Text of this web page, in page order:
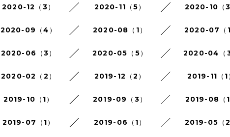
2020-12（3） 2020-11（5） 2020-10（
2020-09（4） 2020-08（1） 2020-07（
2020-06（3） 2020-05（5） 2020-04（
2020-02（2） 2019-12（2） 2019-11（1
2019-10（1） 2019-09（3） 2019-08（
2019-07（1） 2019-06（1） 2019-05（